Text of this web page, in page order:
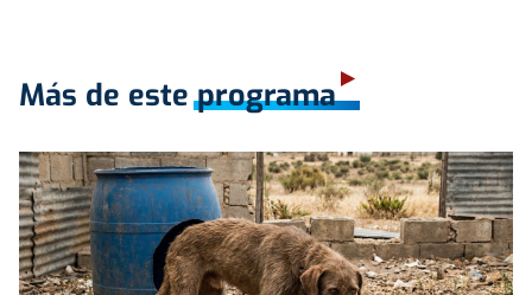
Más de este programa